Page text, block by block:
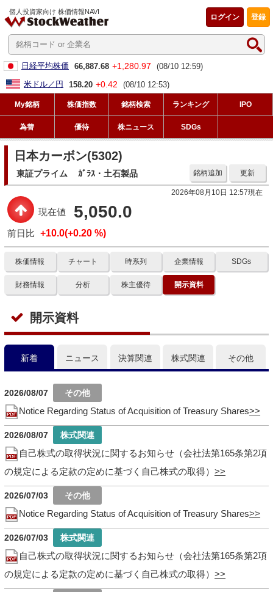
個人投資家向け 株価情報NAVI
登録
ログイン
日経平均株価 66,887.68 +1,280.97
(08/10 12:59)
米ドル／円
158.20 +0.42 (08/10 12:53)
My銘柄 株価指数 銘柄検索 ランキング IPO
為替 優待 株ニュース SDGs
日本カーボン(5302)
東証プライム ｶﾞﾗｽ・土石製品 更新
銘柄追加
2026年08月10日 12:57現在
現在値 5,050.0
前日比 +10.0(+0.20 %)
株価情報 チャート 時系列 企業情報 SDGs
財務情報 分析 株主優待 開示資料
開示資料
新着 ニュース 決算関連 株式関連 その他
2026/08/07
Notice Regarding Status of Acquisition of Treasury Shares
2026/08/07
自己株式の取得状況に関するお知らせ（会社法第165条第2項
の規定による定款の定めに基づく自己株式の取得）
2026/07/03
Notice Regarding Status of Acquisition of Treasury Shares
2026/07/03
自己株式の取得状況に関するお知らせ（会社法第165条第2項
の規定による定款の定めに基づく自己株式の取得）